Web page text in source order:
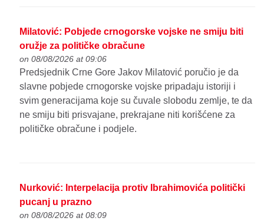
Milatović: Pobjede crnogorske vojske ne smiju biti
oružje za političke obračune
on 08/08/2026 at 09:06
Predsjednik Crne Gore Jakov Milatović poručio je da
slavne pobjede crnogorske vojske pripadaju istoriji i
svim generacijama koje su čuvale slobodu zemlje, te da
ne smiju biti prisvajane, prekrajane niti korišćene za
političke obračune i podjele.
Nurković: Interpelacija protiv Ibrahimovića politički
pucanj u prazno
on 08/08/2026 at 08:09